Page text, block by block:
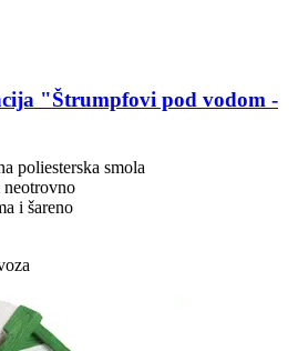
"Štrumpfovi pod vodom -​
poliesterska smola
i šareno